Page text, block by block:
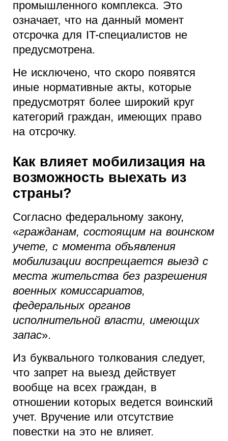
промышленного комплекса. Это
означает, что на данный момент
отсрочка для IT-специалистов не
предусмотрена.
Не исключено, что скоро появятся
иные нормативные акты, которые
предусмотрят более широкий круг
категорий граждан, имеющих право
на отсрочку.
Как влияет мобилизация на
возможность выехать из
страны?
Согласно федеральному закону,
«гражданам, состоящим на воинском
учете, с момента объявления
мобилизации воспрещается выезд с
места жительства без разрешения
военных комиссариатов,
федеральных органов
исполнительной власти, имеющих
запас».
Из буквального толкования следует,
что запрет на выезд действует
вообще на всех граждан, в
отношении которых ведется воинский
учет. Вручение или отсутствие
повестки на это не влияет.